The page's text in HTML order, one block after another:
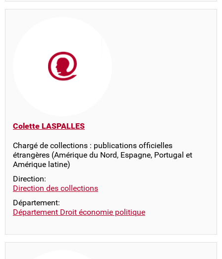
Colette LASPALLES
Chargé de collections : publications officielles
étrangères (Amérique du Nord, Espagne, Portugal et
Amérique latine)
Direction:
Direction des collections
Département:
Département Droit économie politique